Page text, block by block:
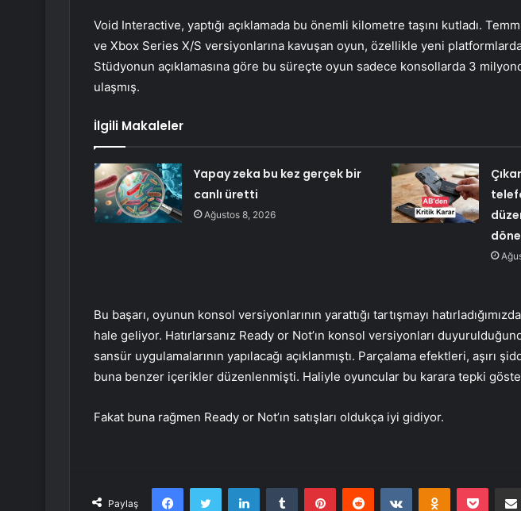
Void Interactive, yaptığı açıklamada bu önemli kilometre taşını kutladı.
ve Xbox Series X/S versiyonlarına kavuşan oyun, özellikle yeni
Stüdyonun açıklamasına göre bu süreçte oyun sadece konsollarda 3
ulaşmış.
İlgili Makaleler
Yapay zeka bu kez gerçek bir
canlı üretti
Ağustos 8, 2026
Bu başarı, oyunun konsol versiyonlarının yarattığı tartışmayı
hale geliyor. Hatırlarsanız Ready or Not’ın konsol versiyonları
sansür uygulamalarının yapılacağı açıklanmıştı. Parçalama efektleri, aşırı
buna benzer içerikler düzenlenmişti. Haliyle oyuncular bu karara tepki
Fakat buna rağmen Ready or Not’ın satışları oldukça iyi gidiyor.
Paylaş
FacebookTwitter LinkedInTumblr PinterestReddit VKontakteOdnoklassniki
Pocket